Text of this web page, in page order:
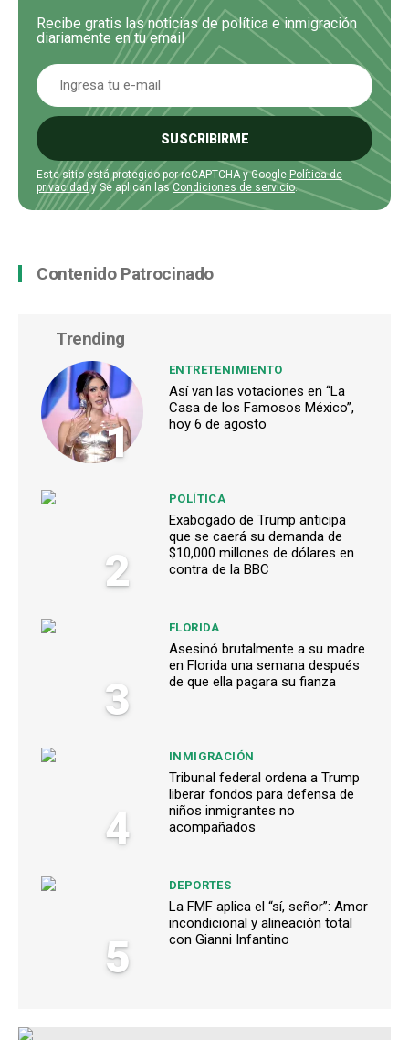
Recibe gratis las noticias de política e inmigración
diariamente en tu email
SUSCRIBIRME
Este sitio está protegido por reCAPTCHA y Google Política de
privacidad y Se aplican lasCondiciones de servicio.
Contenido Patrocinado
Trending
1
ENTRETENIMIENTO
Así van las votaciones en “La
Casa de los Famosos México”,
hoy 6 de agosto
2
POLÍTICA
Exabogado de Trump anticipa
que se caerá su demanda de
$10,000 millones de dólares en
contra de la BBC
3
FLORIDA
Asesinó brutalmente a su madre
en Florida una semana después
de que ella pagara su fianza
4
INMIGRACIÓN
Tribunal federal ordena a Trump
liberar fondos para defensa de
niños inmigrantes no
acompañados
5
DEPORTES
La FMF aplica el “sí, señor”: Amor
incondicional y alineación total
con Gianni Infantino